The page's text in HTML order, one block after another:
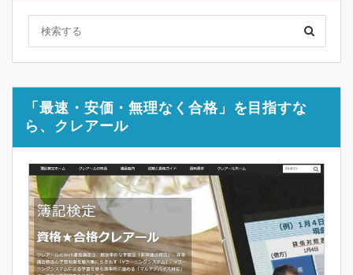
「最速・安価・無理なく合格」を目指すな
ら、クレアール